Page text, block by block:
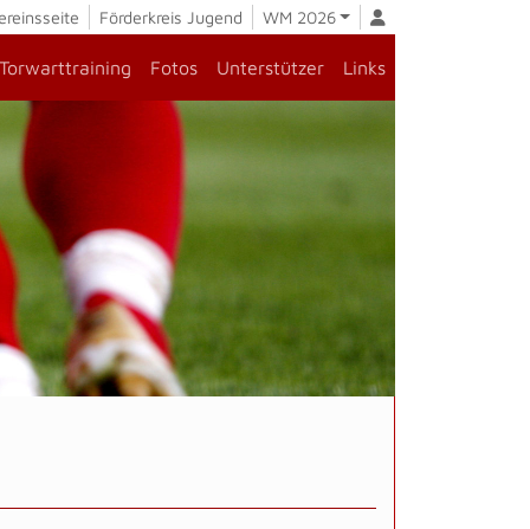
Förderkreis Jugend WM 2026
Torwarttraining Fotos Unterstützer Links